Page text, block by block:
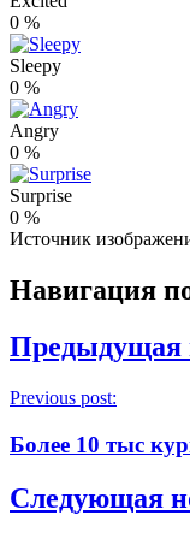
0 %
Sleepy
0 %
Angry
0 %
Surprise
0 %
Источник
Навигация
Предыдущая
Previous post:
Более 10 тыс
Следующая